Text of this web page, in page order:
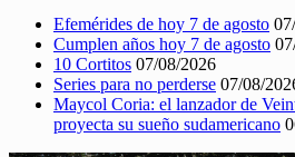
Efemérides de hoy 7 de agosto
Cumplen años hoy 7 de agosto
10 Cortitos 07/08/2026
Series para no perderse 07/08/
Maycol Coria: el lanzador de
proyecta su sueño sudamericano